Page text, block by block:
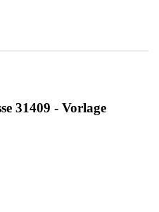
31409 - Vorlage